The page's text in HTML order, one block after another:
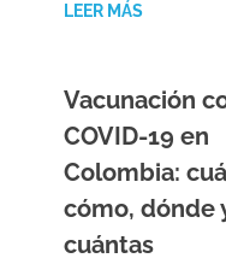
LEER MÁS
Vacunación
COVID-19 en
Colombia:
cómo, dónde
cuántas